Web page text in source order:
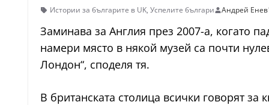
Истории за българите в UK, Успелите българи Андрей Енев
Заминава за Англия през 2007-а, когато
намери място в някой музей са почти
Лондон“, споделя тя.
В британската столица всички говорят